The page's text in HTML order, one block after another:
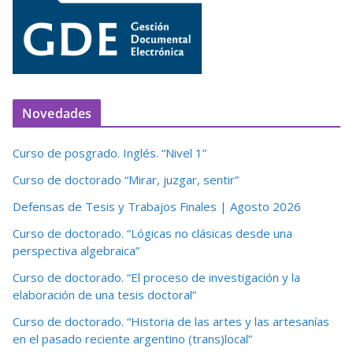
Novedades
Curso de posgrado. Inglés. “Nivel 1”
Curso de doctorado “Mirar, juzgar, sentir”
Defensas de Tesis y Trabajos Finales | Agosto 2026
Curso de doctorado. “Lógicas no clásicas desde una
perspectiva algebraica”
Curso de doctorado. “El proceso de investigación y la
elaboración de una tesis doctoral”
Curso de doctorado. “Historia de las artes y las artesanías
en el pasado reciente argentino (trans)local”